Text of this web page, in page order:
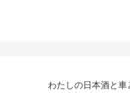
わたしの日本酒と車